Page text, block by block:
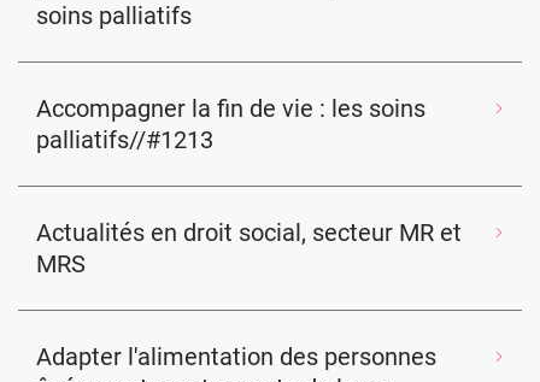
soins palliatifs
Accompagner la fin de vie : les soins
palliatifs//#1213
Actualités en droit social, secteur MR et
MRS
Adapter l'alimentation des personnes